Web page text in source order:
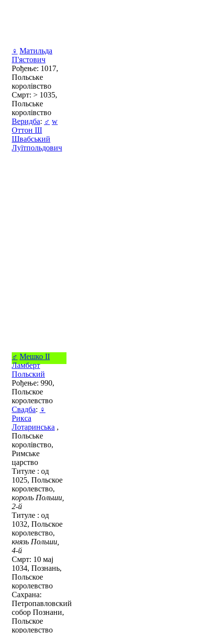
♀ Матильда
П'ястович
Рођење: 1017,
Польське
королівство
Смрт: > 1035,
Польське
королівство
Веридба: ♂ w
Оттон III
Швабський
Луїтпольдович
♂ Мешко II
Ламберт
Польский
Рођење: 990,
Польское
королевство
Свадба: ♀
Рикса
Лотаринська ,
Польське
королівство,
Римське
царство
Титуле : од
1025, Польское
королевство,
король Польши,
2-й
Титуле : од
1032, Польское
королевство,
князь Польши,
4-й
Смрт: 10 мај
1034, Познань,
Польское
королевство
Сахрана:
Петропавловский
собор Познани,
Польское
королевство